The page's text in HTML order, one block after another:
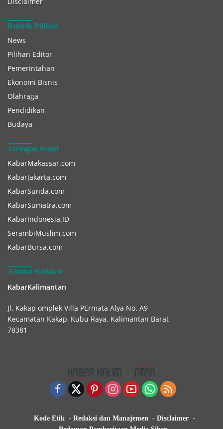
Rubrik Pilihan
News
Pilihan Editor
Pemerintahan
Ekonomi Bisnis
Olahraga
Pendidikan
Budaya
Jaringan Kami
KabarMakassar.com
KabarJakarta.com
KabarSunda.com
KabarSumatra.com
KabarIndonesia.ID
SerambiMuslim.com
KabarBursa.com
Alamat Redaksi
KabarKalimantan
Jl. Kakap omplek Villa PErmata Alya No. A9
Kecamatan Kakap, Kubu Raya. Kalimantan Barat
78381
Kode Etik Redaksi dan Manajemen
Disclaimer